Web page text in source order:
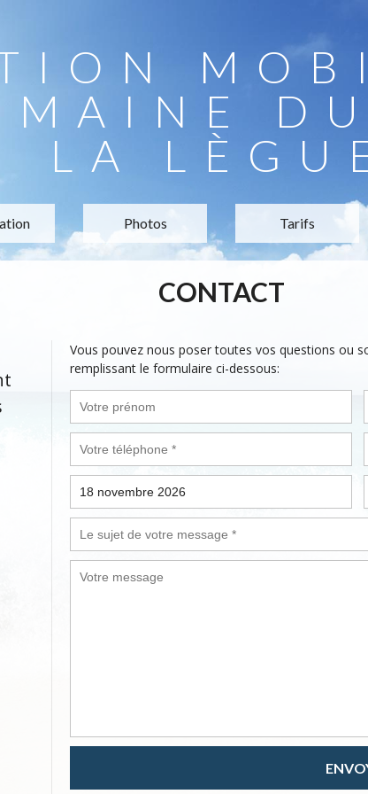
LA
Photos Tarifs
CONTACT
Vous pouvez nous poser toutes vos questions ou
remplissant le formulaire ci-dessous: